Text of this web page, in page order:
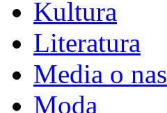
Kultura
Literatura
Media o nas
Moda